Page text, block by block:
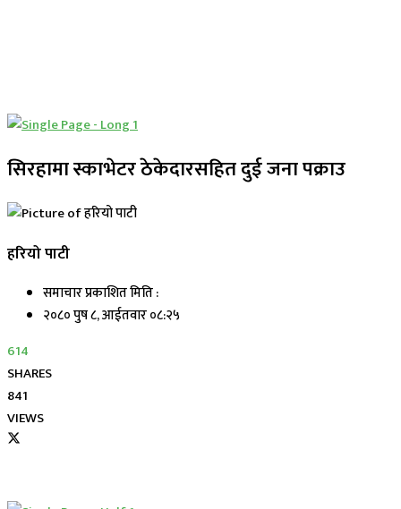
सिरहामा स्काभेटर ठेकेदारसहित दुई जना पक्राउ
हरियो पाटी
समाचार प्रकाशित मिति :
२०८० पुष ८, आईतवार ०८:२५
614
SHARES
841
VIEWS